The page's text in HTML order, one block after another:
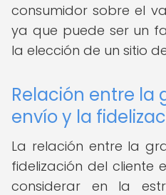
consumidor sobre el
ya que puede ser un
la elección de un sitio
Relación entre la
envío y la
La relación entre la
fidelización del cliente
considerar en la